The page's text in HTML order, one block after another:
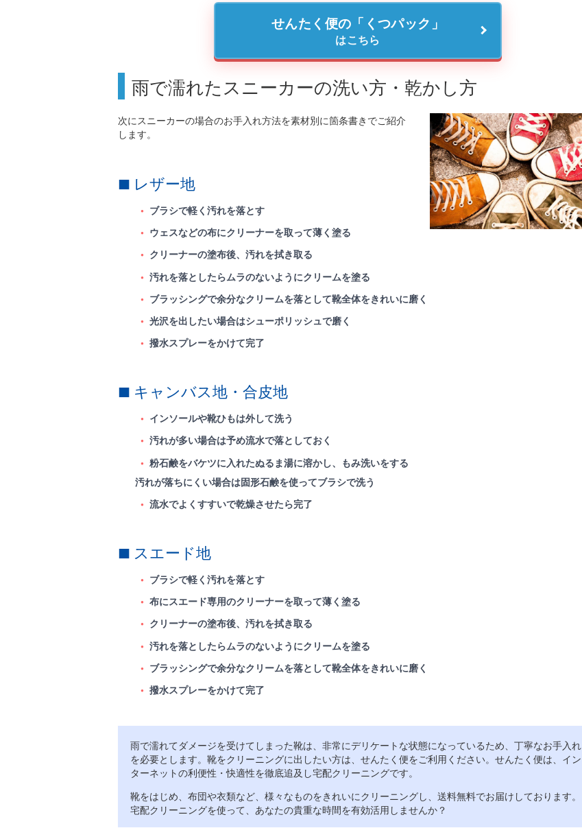
せんたく便の「くつパック」
はこちら
雨で濡れたスニーカーの洗い方・乾かし方
次にスニーカーの場合のお手入れ方法を素材別に箇条書きでご紹介
します。
レザー地
ブラシで軽く汚れを落とす
ウェスなどの布にクリーナーを取って薄く塗る
クリーナーの塗布後、汚れを拭き取る
汚れを落としたらムラのないようにクリームを塗る
ブラッシングで余分なクリームを落として靴全体をきれいに磨く
光沢を出したい場合はシューポリッシュで磨く
撥水スプレーをかけて完了
キャンバス地・合皮地
インソールや靴ひもは外して洗う
汚れが多い場合は予め流水で落としておく
粉石鹸をバケツに入れたぬるま湯に溶かし、もみ洗いをする
汚れが落ちにくい場合は固形石鹸を使ってブラシで洗う
流水でよくすすいで乾燥させたら完了
スエード地
ブラシで軽く汚れを落とす
布にスエード専用のクリーナーを取って薄く塗る
クリーナーの塗布後、汚れを拭き取る
汚れを落としたらムラのないようにクリームを塗る
ブラッシングで余分なクリームを落として靴全体をきれいに磨く
撥水スプレーをかけて完了
雨で濡れてダメージを受けてしまった靴は、非常にデリケートな状態になっているため、丁寧なお手入れ
を必要とします。靴をクリーニングに出したい方は、せんたく便をご利用ください。せんたく便は、イン
ターネットの利便性・快適性を徹底追及し宅配クリーニングです。
靴をはじめ、布団や衣類など、様々なものをきれいにクリーニングし、送料無料でお届けしております。
宅配クリーニングを使って、あなたの貴重な時間を有効活用しませんか？